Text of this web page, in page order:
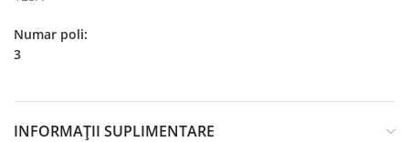
Numar poli:
3
INFORMAȚII SUPLIMENTARE